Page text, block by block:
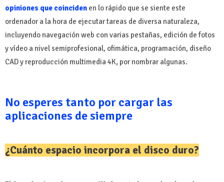
opiniones que coinciden en lo rápido que se siente este
ordenador a la hora de ejecutar tareas de diversa naturaleza,
incluyendo navegación web con varias pestañas, edición de fotos
y vídeo a nivel semiprofesional, ofimática, programación, diseño
CAD y reproducción multimedia 4K, por nombrar algunas.
No esperes tanto por cargar las
aplicaciones de siempre
¿Cuánto espacio incorpora el disco duro?